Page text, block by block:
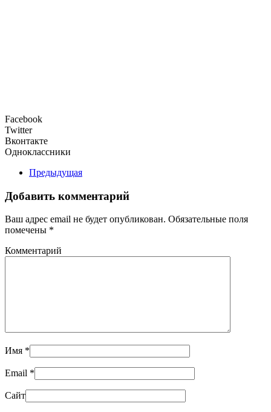
Facebook
Twitter
Вконтакте
Одноклассники
Предыдущая
Добавить комментарий
Ваш адрес email не будет опубликован. Обязательные поля
помечены *
Комментарий
Имя *
Email *
Сайт